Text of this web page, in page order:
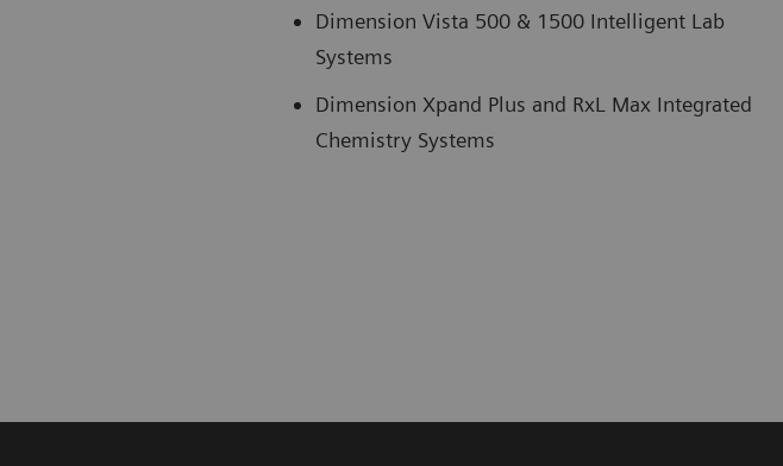
Dimension Vista 500 & 1500 Intelligent Lab
Systems
Dimension Xpand Plus and RxL Max Integrated
Chemistry Systems